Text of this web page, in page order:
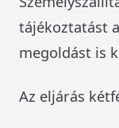
tájékoztatást
megoldást is
Az eljárás